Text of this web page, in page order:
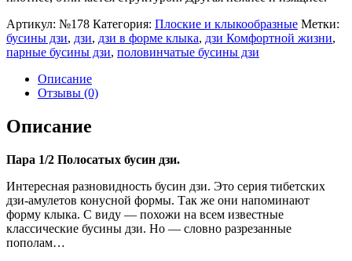
Артикул: №178 Категория: Плоские и клыкообразные Метки:
бусины дзи, дзи, дзи в форме клыка, дзи Комфортной жизни,
парные бусины дзи, половинчатые бусины дзи
Описание
Отзывы (0)
Описание
Пара 1/2 Полосатых бусин дзи.
Интересная разновидность бусин дзи. Это серия тибетских
дзи-амулетов конусной формы. Так же они напоминают
форму клыка. С виду — похожи на всем известные
классические бусины дзи. Но — словно разрезанные
пополам…